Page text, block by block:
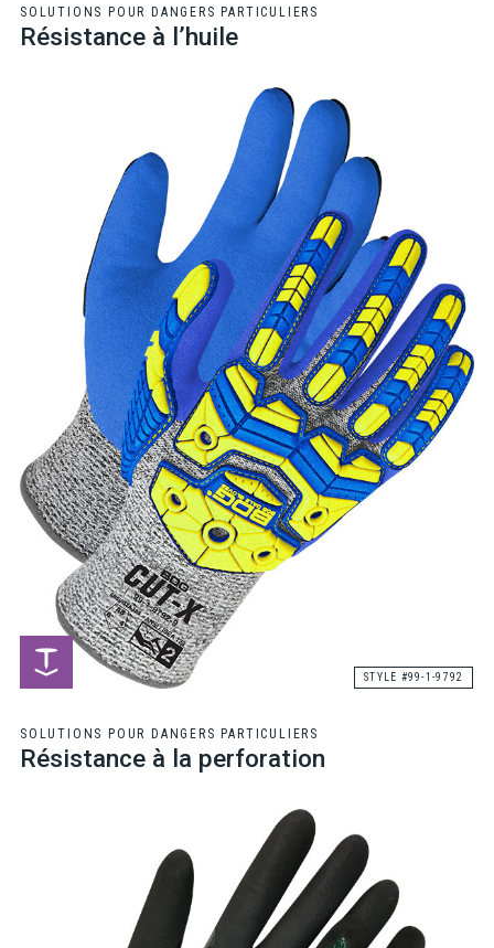
SOLUTIONS POUR DANGERS PARTICULIERS
Résistance à l’huile
STYLE #99-1-9792
SOLUTIONS POUR DANGERS PARTICULIERS
Résistance à la perforation